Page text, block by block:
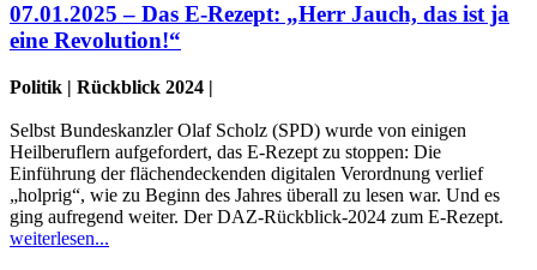
07.01.2025 – Das E-Rezept: „Herr Jauch, das ist ja
eine Revolution!“
Politik | Rückblick 2024 |
Selbst Bundeskanzler Olaf Scholz (SPD) wurde von einigen
Heilberuflern aufgefordert, das E-Rezept zu stoppen: Die
Einführung der flächendeckenden digitalen Verordnung verlief
„holprig“, wie zu Beginn des Jahres überall zu lesen war. Und es
ging aufregend weiter. Der DAZ-Rückblick-2024 zum E-Rezept.
weiterlesen...